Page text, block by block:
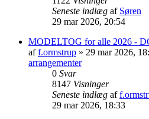
Seneste indlæg af Søren
29 mar 2026, 20:54
MODELTOG for alle 2026 -
aff.ormstrup » 29 mar 2026,
arrangementer
0 Svar
8147 Visninger
Seneste indlæg af
29 mar 2026, 18:33